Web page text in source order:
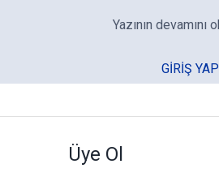
Yazının
GIRIŞ
Üye Ol